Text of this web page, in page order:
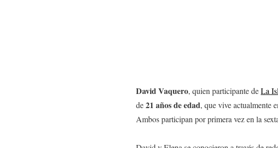
David Vaquero, quien participante deLa
de21 años de edad, que vive actualmente
Ambos participan por primera vez en la